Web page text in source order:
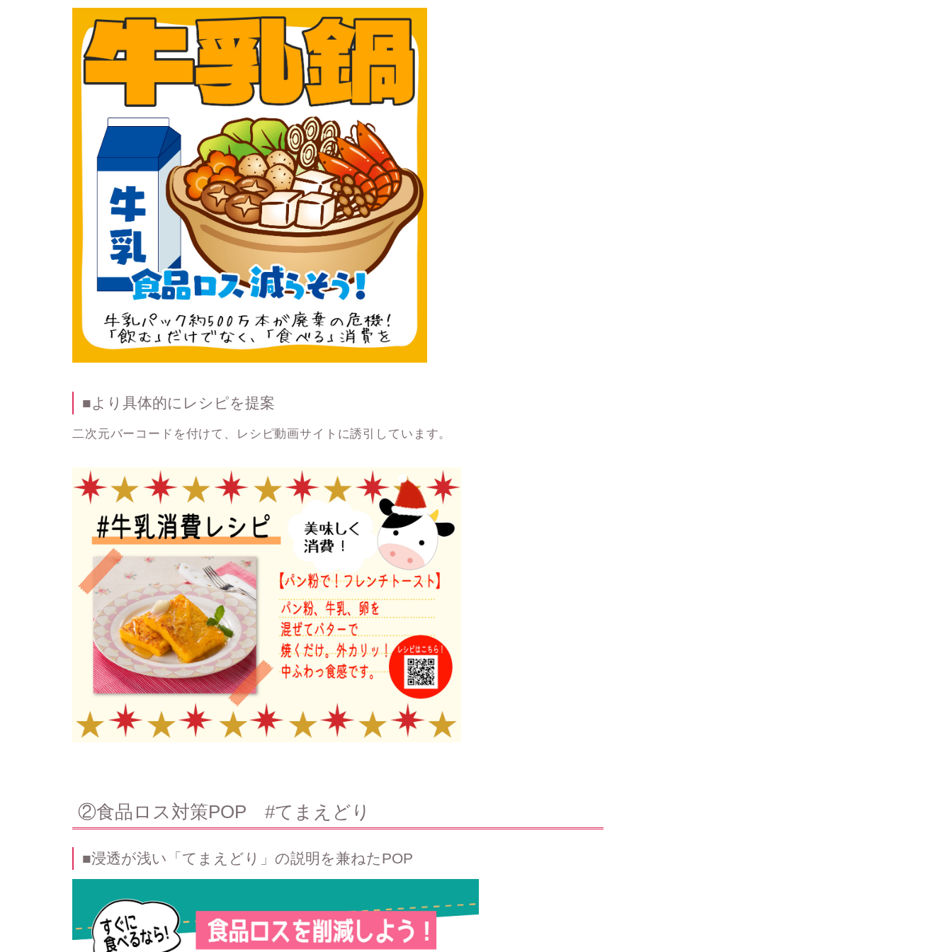
■より具体的にレシピを提案
二次元バーコードを付けて、レシピ動画サイトに誘引しています。
②食品ロス対策POP #てまえどり
■浸透が浅い「てまえどり」の説明を兼ねたPOP